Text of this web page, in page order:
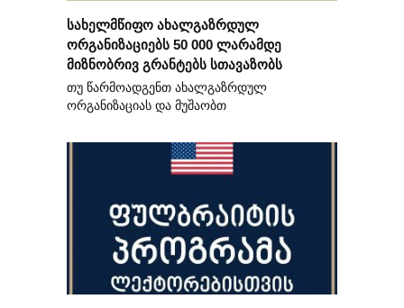
სახელმწიფო ახალგაზრდულ
ორგანიზაციებს 50 000 ლარამდე
მიზნობრივ გრანტებს სთავაზობს
თუ წარმოადგენთ ახალგაზრდულ
ორგანიზაციას და მუშაობთ